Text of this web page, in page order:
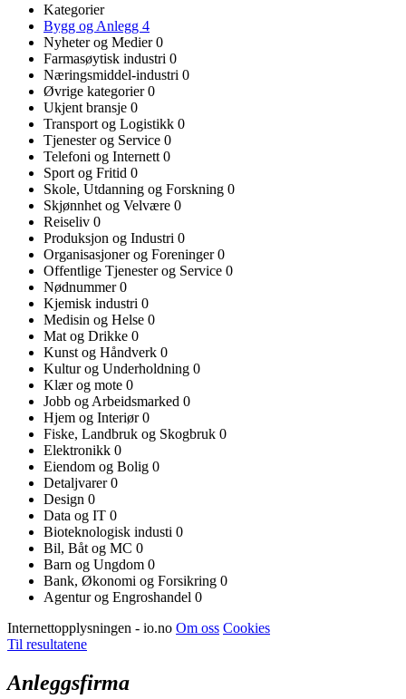
Kategorier
Bygg og Anlegg 4
Nyheter og Medier0
Farmasøytisk industri 0
Næringsmiddel-industri 0
Øvrige kategorier0
Ukjent bransje 0
Transport og Logistikk 0
Tjenester og Service 0
Telefoni og Internett 0
Sport og Fritid 0
Skole, Utdanning og Forskning 0
Skjønnhet og Velvære 0
Reiseliv 0
Produksjon og Industri 0
Organisasjoner og Foreninger0
Offentlige Tjenester og Service 0
Nødnummer0
Kjemisk industri 0
Medisin og Helse 0
Mat og Drikke 0
Kunst og Håndverk 0
Kultur og Underholdning 0
Klær og mote 0
Jobb og Arbeidsmarked 0
Hjem og Interiør0
Fiske, Landbruk og Skogbruk 0
Elektronikk 0
Eiendom og Bolig 0
Detaljvarer0
Design 0
Data og IT 0
Bioteknologisk industi 0
Bil, Båt og MC 0
Barn og Ungdom 0
Bank, Økonomi og Forsikring 0
Agentur og Engroshandel 0
Internettopplysningen - io.no Om oss Cookies
Til resultatene
Anleggsfirma